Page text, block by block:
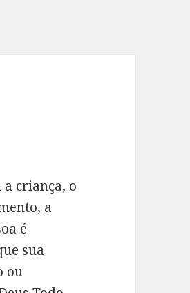
criança, o
a
é
sua
ou